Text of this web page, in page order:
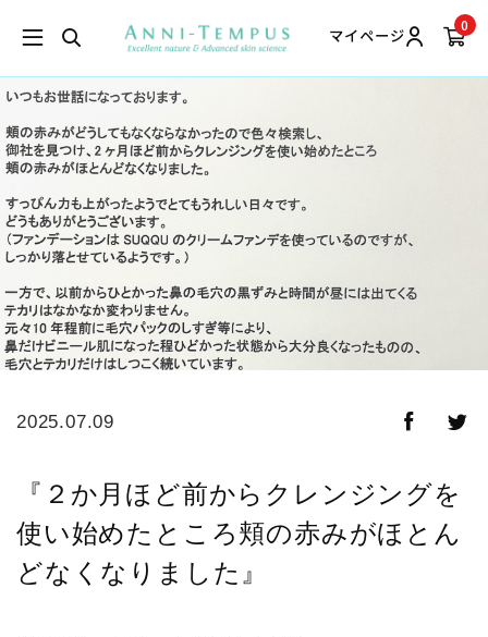
マイページ
0
2025.07.09
『２か月ほど前からクレンジングを
使い始めたところ頬の赤みがほとん
どなくなりました』